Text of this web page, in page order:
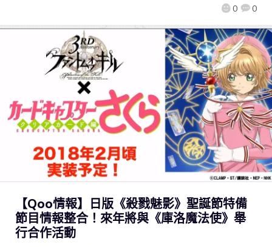
0 0
【Qoo情報】日版《殺戮魅影》聖誕節特備
節目情報整合！來年將與《庫洛魔法使》舉
行合作活動